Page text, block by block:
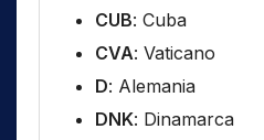
CUB: Cuba
CVA: Vaticano
D: Alemania
DNK: Dinamarca